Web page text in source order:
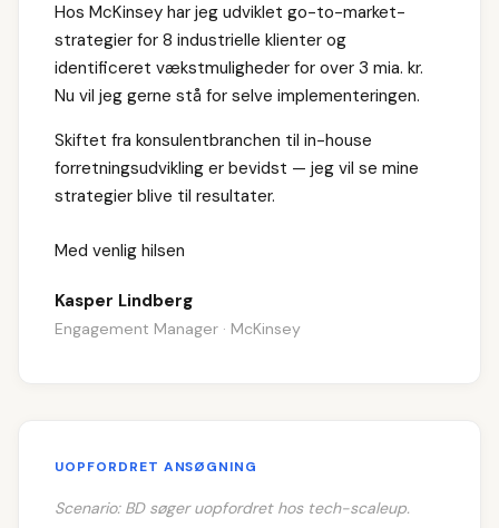
Hos McKinsey har jeg udviklet go-to-market-
strategier for 8 industrielle klienter og
identificeret vækstmuligheder for over 3 mia. kr.
Nu vil jeg gerne stå for selve implementeringen.
Skiftet fra konsulentbranchen til in-house
forretningsudvikling er bevidst — jeg vil se mine
strategier blive til resultater.
Med venlig hilsen
Kasper Lindberg
Engagement Manager · McKinsey
UOPFORDRET ANSØGNING
Scenario: BD søger uopfordret hos tech-scaleup.